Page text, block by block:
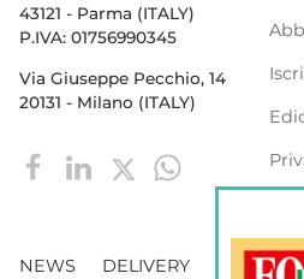
43121 - Parma (ITALY)
P.IVA: 01756990345
Via Giuseppe Pecchio, 14
20131 - Milano (ITALY)
NEWS DELIVERY